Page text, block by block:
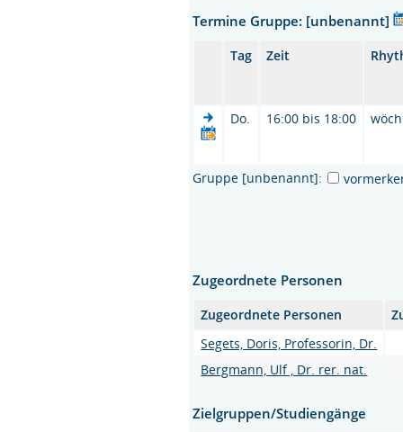
Termine Gruppe: [unbenannt]
Tag Zeit
Do. 16:00 bis 18:00
Gruppe [unbenannt]:
Zugeordnete Personen
Zugeordnete Personen
Segets, Doris, Professorin, Dr.
Bergmann, Ulf , Dr. rer. nat.
Zielgruppen/Studiengänge